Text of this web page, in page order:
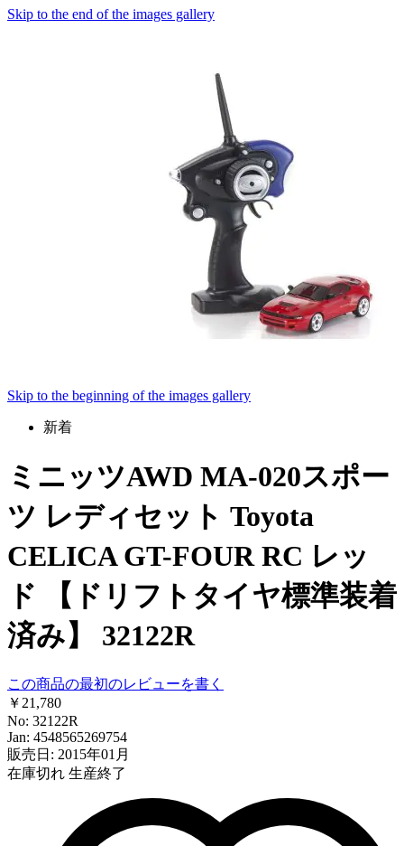
Skip to the end of the images gallery
Skip to the beginning of the images gallery
新着
ミニッツAWD MA-020スポー
ツ レディセット Toyota
CELICA GT-FOUR RC レッ
ド 【ドリフトタイヤ標準装着
済み】 32122R
この商品の最初のレビューを書く
￥21,780
No: 32122R
Jan: 4548565269754
販売日: 2015年01月
在庫切れ 生産終了